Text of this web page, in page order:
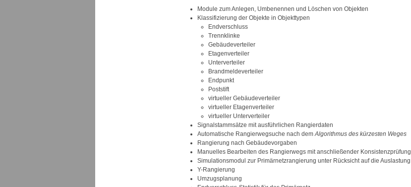
Module zum Anlegen, Umbenennen und Löschen von Objekten
Klassifizierung der Objekte in Objekttypen
Endverschluss
Trennklinke
Gebäudeverteiler
Etagenverteiler
Unterverteiler
Brandmeldeverteiler
Endpunkt
Poststift
virtueller Gebäudeverteiler
virtueller Etagenverteiler
virtueller Unterverteiler
Signalstammsätze mit ausführlichen Rangierdaten
Automatische Rangierwegsuche nach demAlgorithmus des kürzesten Weges
Rangierung nach Gebäudevorgaben
Manuelles Bearbeiten des Rangierwegs mit anschließender Konsistenzprüfung
Simulationsmodul zur Primärnetzrangierung unter Rücksicht auf die Auslastung
Y-Rangierung
Umzugsplanung